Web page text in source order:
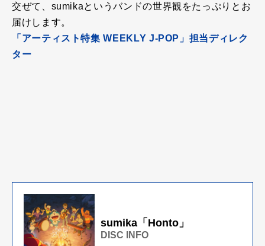
交ぜて、sumikaというバンドの世界観をたっぷりとお
届けします。
「アーティスト特集 WEEKLY J-POP」担当ディレク
ター
sumika「Honto」
DISC INFO